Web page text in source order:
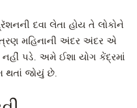
દવા લેતા હોય તે લોકોને
ત્રણ મહિનાની અંદર અંદર એ
નહીં પડે. અમે ઈશા યોગ કેંદ્રમાં
થતાં જોયું છે.